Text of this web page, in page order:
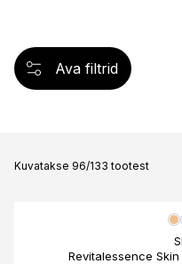
Ava filtrid
Kuvatakse 96/133 tootest
Revitalessence